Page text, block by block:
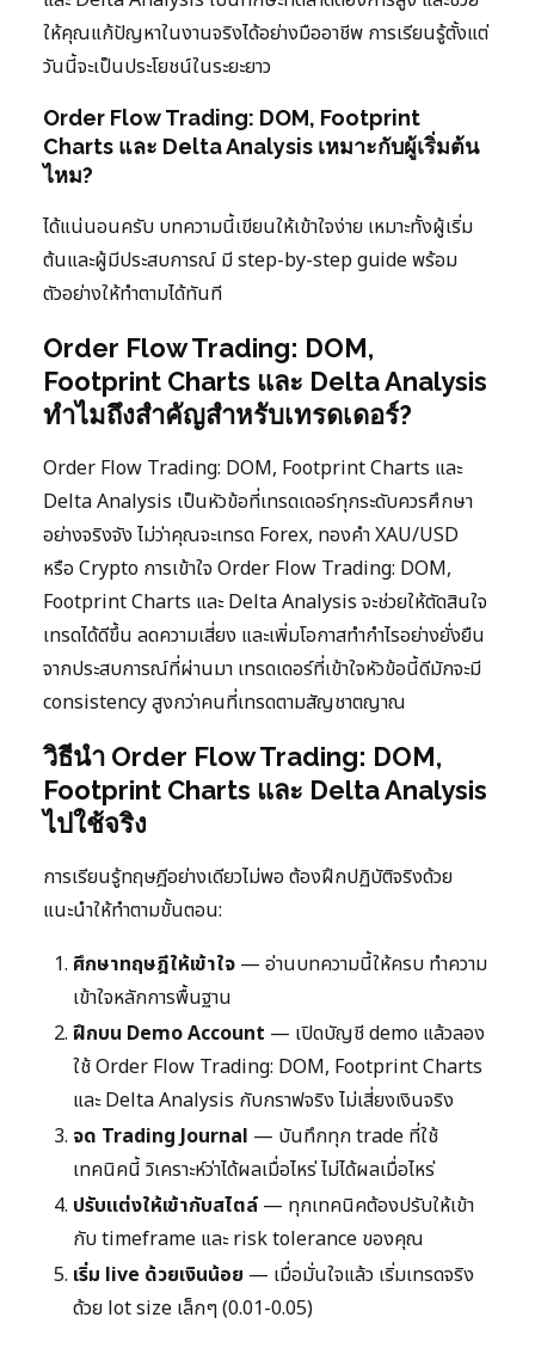
ให้คุณแก้ปัญหาในงานจริงได้อย่างมืออาชีพ การเรียนรู้ตั้งแต่
วันนี้จะเป็นประโยชน์ในระยะยาว
Order Flow Trading: DOM, Footprint
Charts และ Delta Analysis เหมาะกับผู้เริ่มต้น
ไหม?
ได้แน่นอนครับ บทความนี้เขียนให้เข้าใจง่าย เหมาะทั้งผู้เริ่ม
ต้นและผู้มีประสบการณ์ มี step-by-step guide พร้อม
ตัวอย่างให้ทำตามได้ทันที
Order Flow Trading: DOM,
Footprint Charts และ Delta Analysis
ทำไมถึงสำคัญสำหรับเทรดเดอร์?
Order Flow Trading: DOM, Footprint Charts และ
Delta Analysis เป็นหัวข้อที่เทรดเดอร์ทุกระดับควรศึกษา
อย่างจริงจัง ไม่ว่าคุณจะเทรด Forex, ทองคำ XAU/USD
หรือ Crypto การเข้าใจ Order Flow Trading: DOM,
Footprint Charts และ Delta Analysis จะช่วยให้ตัดสินใจ
เทรดได้ดีขึ้น ลดความเสี่ยง และเพิ่มโอกาสทำกำไรอย่างยั่งยืน
จากประสบการณ์ที่ผ่านมา เทรดเดอร์ที่เข้าใจหัวข้อนี้ดีมักจะมี
consistency สูงกว่าคนที่เทรดตามสัญชาตญาณ
วิธีนำ Order Flow Trading: DOM,
Footprint Charts และ Delta Analysis
ไปใช้จริง
การเรียนรู้ทฤษฎีอย่างเดียวไม่พอ ต้องฝึกปฏิบัติจริงด้วย
แนะนำให้ทำตามขั้นตอน:
ศึกษาทฤษฎีให้เข้าใจ — อ่านบทความนี้ให้ครบ ทำความ
เข้าใจหลักการพื้นฐาน
ฝึกบน Demo Account — เปิดบัญชี demo แล้วลอง
ใช้ Order Flow Trading: DOM, Footprint Charts
และ Delta Analysis กับกราฟจริง ไม่เสี่ยงเงินจริง
จด Trading Journal — บันทึกทุก trade ที่ใช้
เทคนิคนี้ วิเคราะห์ว่าได้ผลเมื่อไหร่ ไม่ได้ผลเมื่อไหร่
ปรับแต่งให้เข้ากับสไตล์ — ทุกเทคนิคต้องปรับให้เข้า
กับ timeframe และ risk tolerance ของคุณ
เริ่ม live ด้วยเงินน้อย — เมื่อมั่นใจแล้ว เริ่มเทรดจริง
ด้วย lot size เล็กๆ (0.01-0.05)